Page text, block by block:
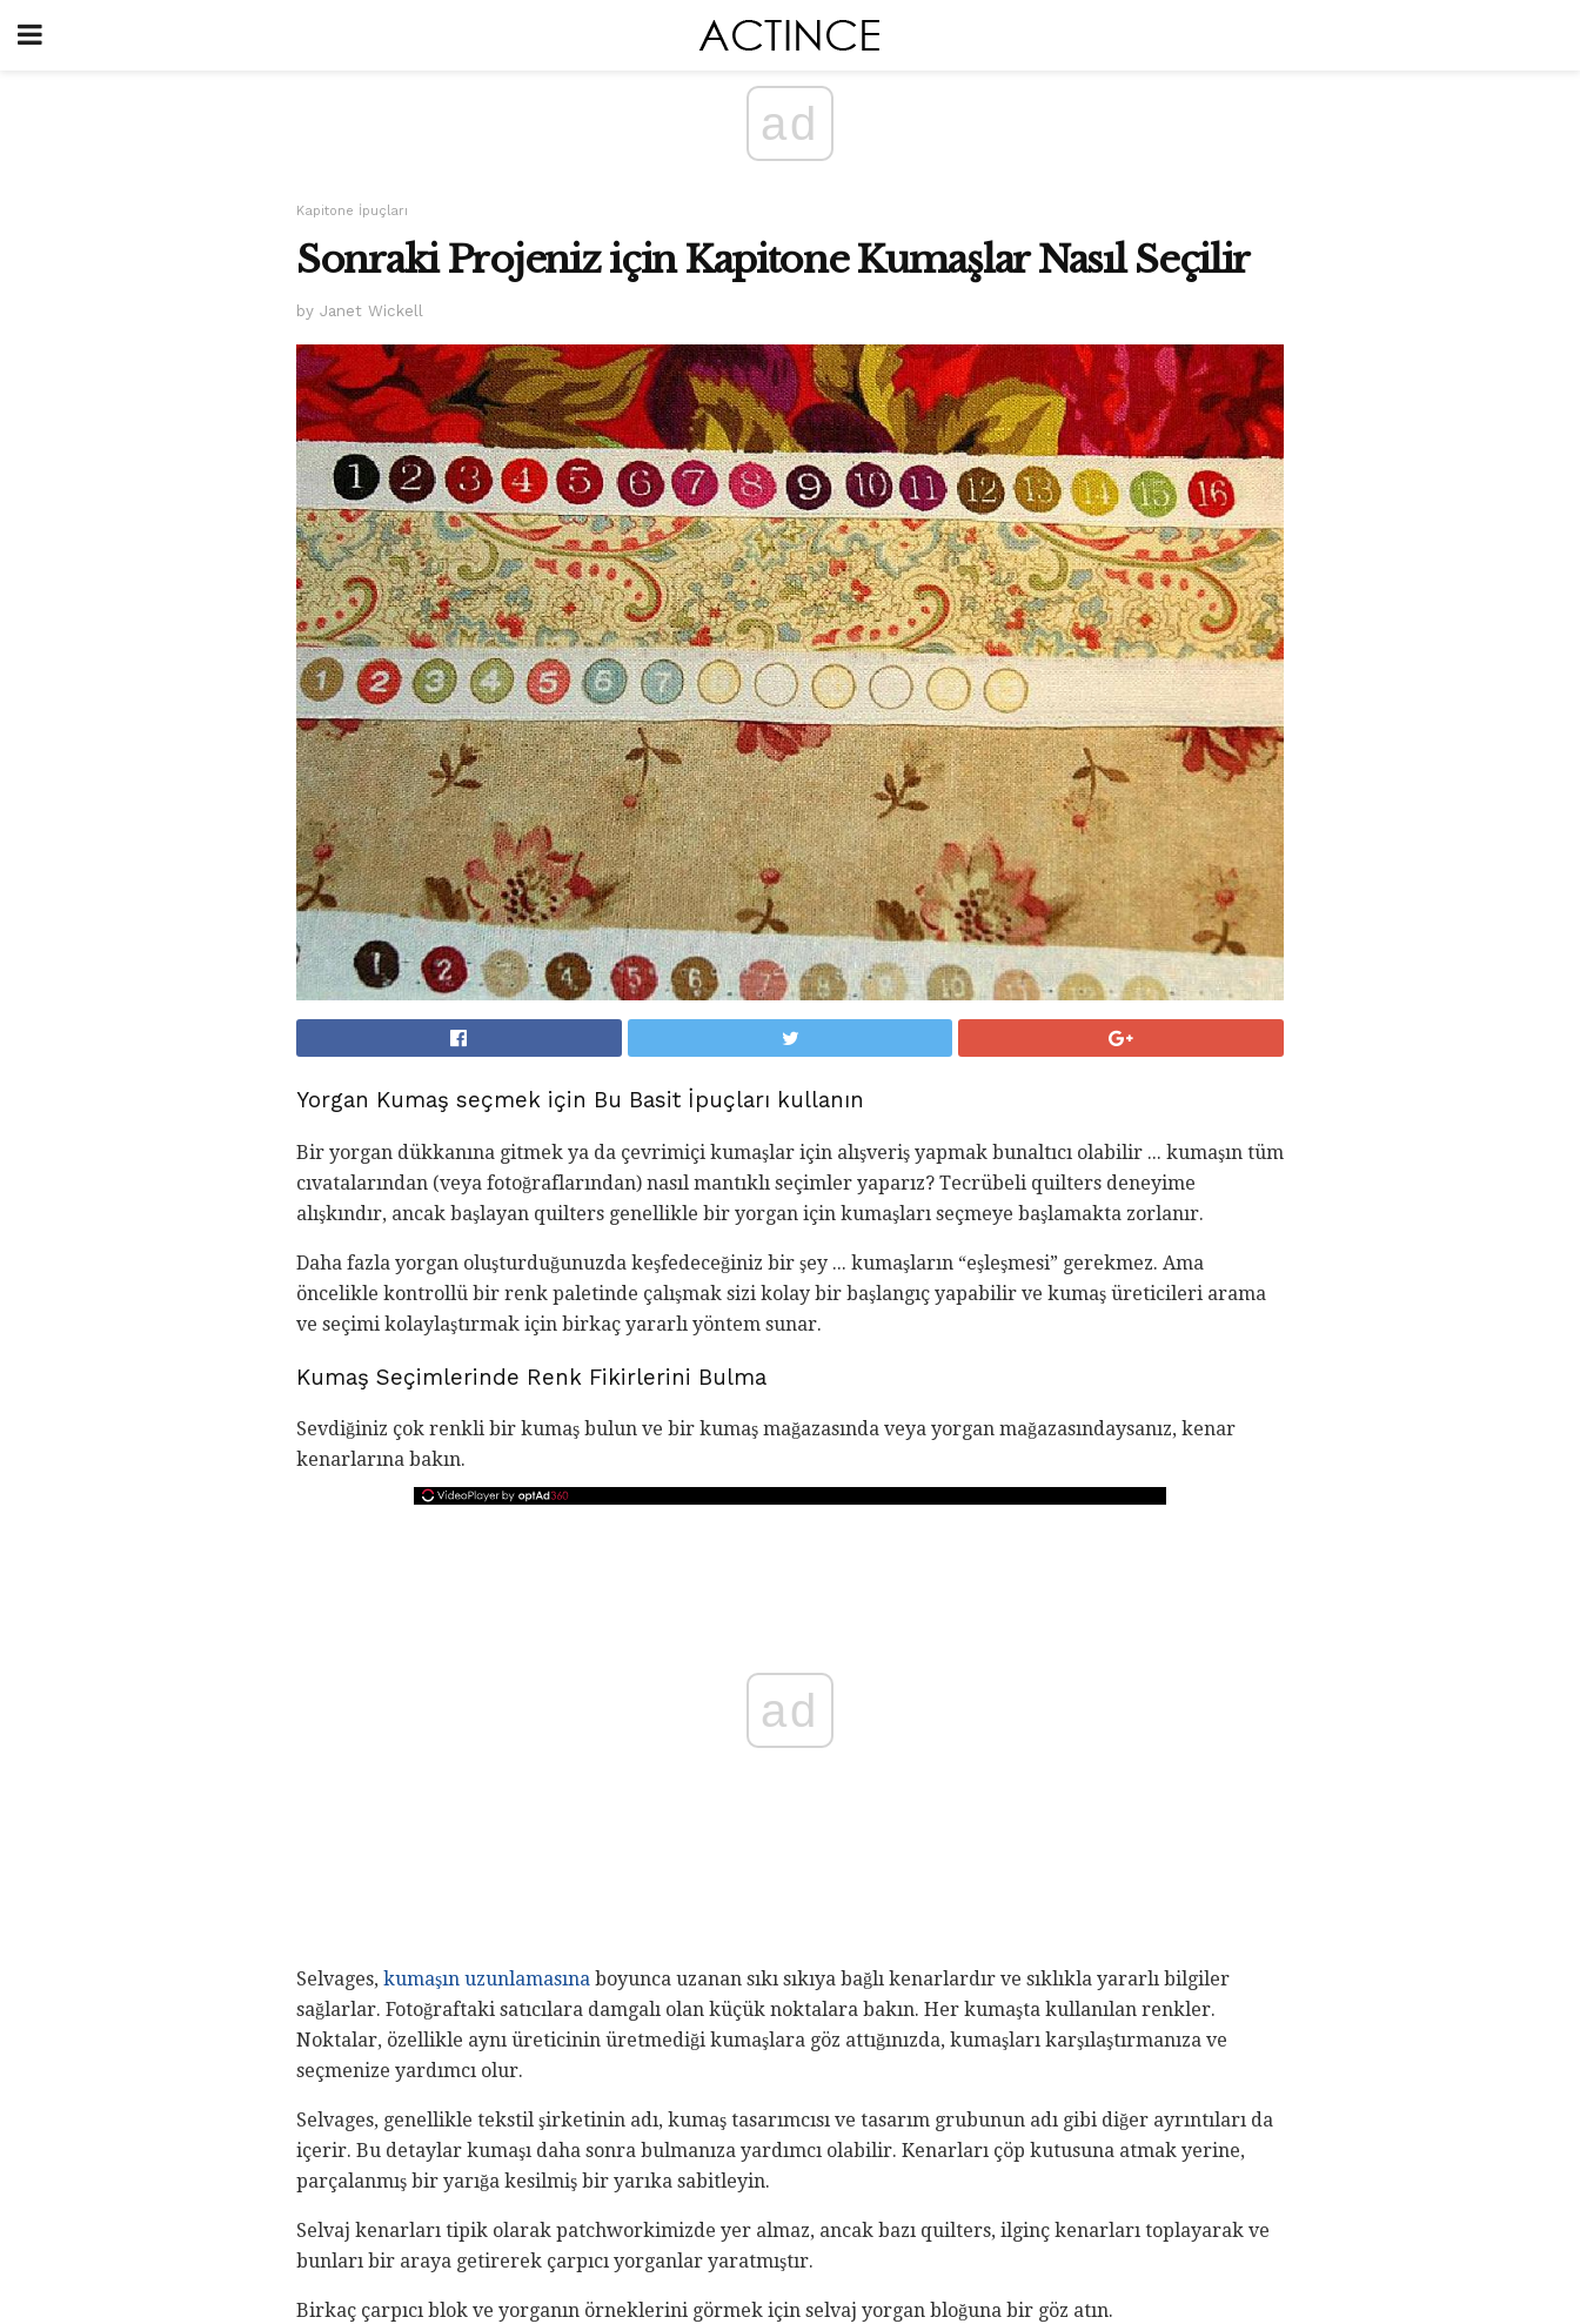
ad
Kapitone İpuçları
Sonraki Projeniz için Kapitone Kumaşlar Nasıl Seçilir
by Janet Wickell
Yorgan Kumaş seçmek için Bu Basit İpuçları kullanın
Bir yorgan dükkanına gitmek ya da çevrimiçi kumaşlar için alışveriş yapmak bunaltıcı olabilir ... kumaşın tüm
cıvatalarından (veya fotoğraflarından) nasıl mantıklı seçimler yaparız? Tecrübeli quilters deneyime
alışkındır, ancak başlayan quilters genellikle bir yorgan için kumaşları seçmeye başlamakta zorlanır.
Daha fazla yorgan oluşturduğunuzda keşfedeceğiniz bir şey ... kumaşların “eşleşmesi” gerekmez. Ama
öncelikle kontrollü bir renk paletinde çalışmak sizi kolay bir başlangıç ​​yapabilir ve kumaş üreticileri arama
ve seçimi kolaylaştırmak için birkaç yararlı yöntem sunar.
Kumaş Seçimlerinde Renk Fikirlerini Bulma
Sevdiğiniz çok renkli bir kumaş bulun ve bir kumaş mağazasında veya yorgan mağazasındaysanız, kenar
kenarlarına bakın.
ad
Selvages, kumaşın uzunlamasına boyunca uzanan sıkı sıkıya bağlı kenarlardır ve sıklıkla yararlı bilgiler
sağlarlar. Fotoğraftaki satıcılara damgalı olan küçük noktalara bakın. Her kumaşta kullanılan renkler.
Noktalar, özellikle aynı üreticinin üretmediği kumaşlara göz attığınızda, kumaşları karşılaştırmanıza ve
seçmenize yardımcı olur.
Selvages, genellikle tekstil şirketinin adı, kumaş tasarımcısı ve tasarım grubunun adı gibi diğer ayrıntıları da
içerir. Bu detaylar kumaşı daha sonra bulmanıza yardımcı olabilir. Kenarları çöp kutusuna atmak yerine,
parçalanmış bir yarığa kesilmiş bir yarıka sabitleyin.
Selvaj kenarları tipik olarak patchworkimizde yer almaz, ancak bazı quilters, ilginç kenarları toplayarak ve
bunları bir araya getirerek çarpıcı yorganlar yaratmıştır.
Birkaç çarpıcı blok ve yorganın örneklerini görmek için selvaj yorgan bloğuna bir göz atın.